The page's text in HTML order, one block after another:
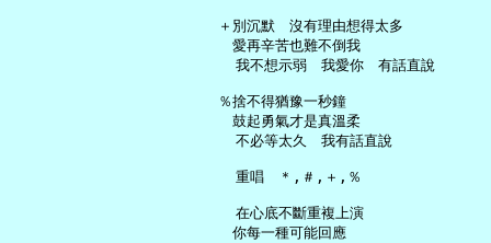
   ＋別沉默　沒有理由想得太多
   　愛再辛苦也難不倒我
     我不想示弱　我愛你　有話直說
   ％捨不得猶豫一秒鐘
   　鼓起勇氣才是真溫柔
     不必等太久　我有話直說
     重唱　＊,＃,＋,％
     在心底不斷重複上演
   　你每一種可能回應